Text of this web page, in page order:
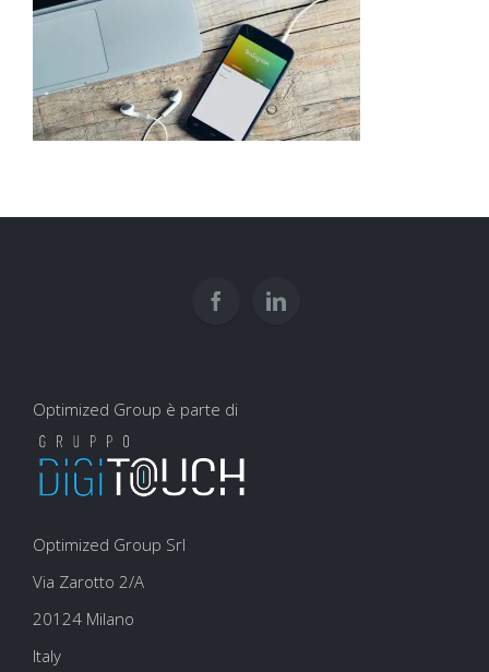
Optimized Group è parte di
Optimized Group Srl
Via Zarotto 2/A
20124 Milano
Italy